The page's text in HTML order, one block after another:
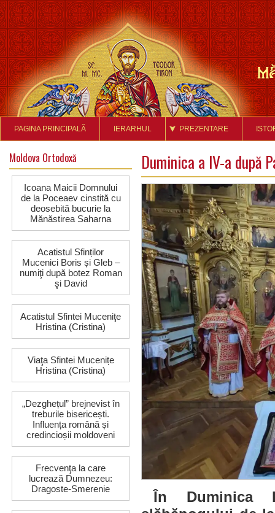
PAGINA PRINCIPALĂ IERARHUL PREZENTARE
Moldova Ortodoxă
Icoana Maicii Domnului
de la Poceaev cinstită cu
deosebită bucurie la
Mănăstirea Saharna
Acatistul Sfinților
Mucenici Boris și Gleb –
numiţi după botez Roman
şi David
Acatistul Sfintei Muceniţe
Hristina (Cristina)
Viaţa Sfintei Mucenițe
Hristina (Cristina)
„Dezghețul” brejnevist în
treburile bisericești.
Influența română și
credincioșii moldoveni
Frecvenţa la care
lucrează Dumnezeu:
Dragoste-Smerenie
Duminica a IV-a după
În Duminica